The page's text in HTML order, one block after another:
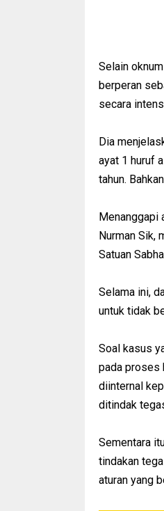
Selain
berperan
secara
Dia
ayat 1 huruf
tahun.
Menanggapi
Nurman Sik,
Satuan
Selama ini,
untuk tidak
Soal kasus
pada proses
diinternal
ditindak
Sementara
tindakan
aturan yang